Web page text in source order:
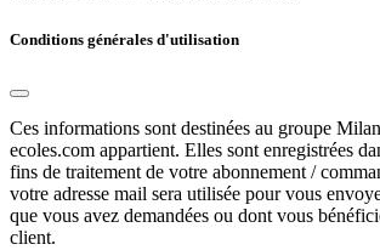
Conditions générales d'utilisation
Ces informations sont destinées au groupe
ecoles.com appartient. Elles sont enregistrées
fins de traitement de votre abonnement /
votre adresse mail sera utilisée pour vous
que vous avez demandées ou dont vous
client.